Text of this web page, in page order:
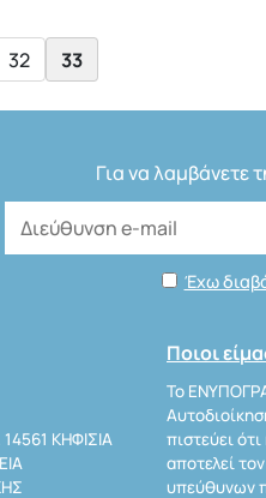
32 33
Για να λαμβάνετε
Έχω
ΚΗΦΙΣΙΑ
Ποιοι
Το
πιστεύει
αποτελεί
υπεύθυνων